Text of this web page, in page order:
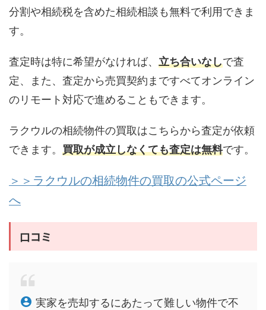
分割や相続税を含めた相続相談も無料で利用できま
す。
査定時は特に希望がなければ、 立ち合いなしで査
定、また、査定から売買契約まですべてオンライン
のリモート対応で進めることもできます。
ラクウルの相続物件の買取はこちらから査定が依頼
できます。 買取が成立しなくても査定は無料です。
＞＞ラクウルの相続物件の買取の公式ページ
へ
口コミ
実家を売却するにあたって難しい物件で不